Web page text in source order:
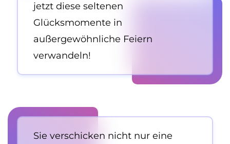
jetzt diese seltenen
Glücksmomente in
außergewöhnliche Feiern
verwandeln!
Sie verschicken nicht nur eine